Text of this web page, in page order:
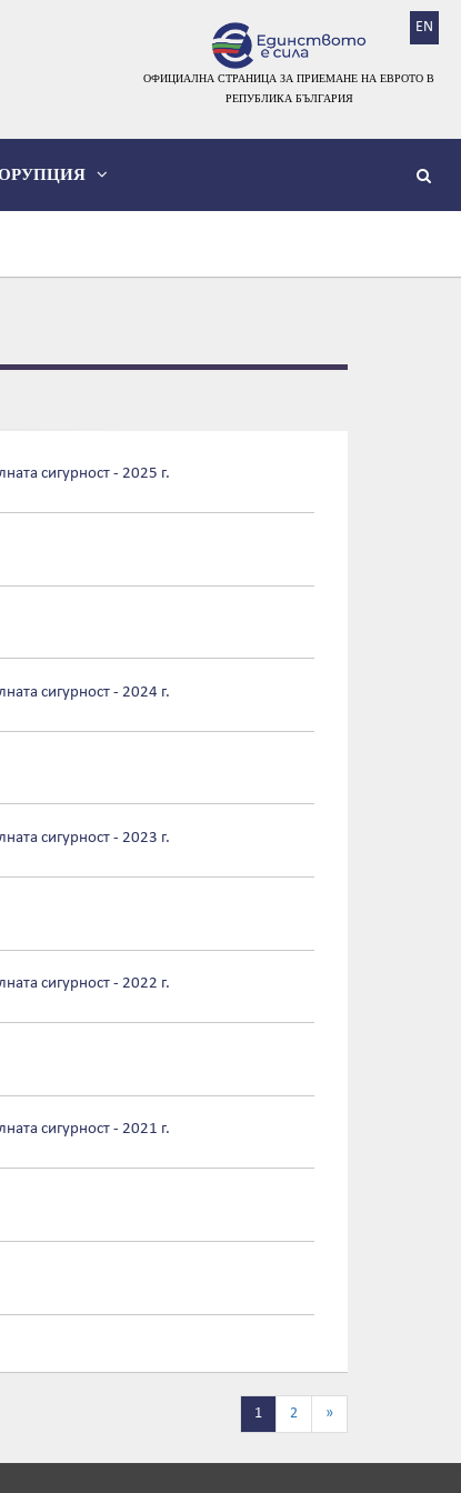
EN
ОФИЦИАЛНА СТРАНИЦА ЗА ПРИЕМАНЕ НА ЕВРОТО В
РЕПУБЛИКА БЪЛГАРИЯ
сигурност - 2025 г.
сигурност - 2024 г.
сигурност - 2023 г.
сигурност - 2022 г.
сигурност - 2021 г.
1 2 »